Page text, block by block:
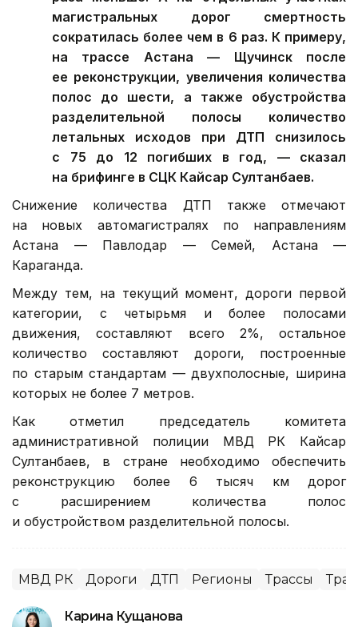
магистральных дорог смертность
сократилась более чем в 6 раз. К примеру,
на трассе Астана — Щучинск после
ее реконструкции, увеличения количества
полос до шести, а также обустройства
разделительной полосы количество
летальных исходов при ДТП снизилось
с 75 до 12 погибших в год, — сказал
на брифинге в СЦК Кайсар Султанбаев.
Снижение количества ДТП также отмечают
на новых автомагистралях по направлениям
Астана — Павлодар — Семей, Астана —
Караганда.
Между тем, на текущий момент, дороги первой
категории, с четырьмя и более полосами
движения, составляют всего 2%, остальное
количество составляют дороги, построенные
по старым стандартам — двухполосные, ширина
которых не более 7 метров.
Как отметил председатель комитета
административной полиции МВД РК Кайсар
Султанбаев, в стране необходимо обеспечить
реконструкцию более 6 тысяч км дорог
с расширением количества полос
и обустройством разделительной полосы.
МВД РК Дороги ДТП Регионы Трассы
Карина Кущанова